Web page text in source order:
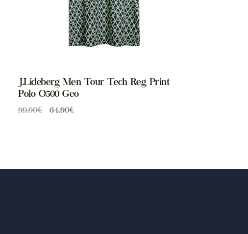
J.Lideberg Men Tour Tech Reg Print
Polo O500 Geo
99.90€ 64.90€